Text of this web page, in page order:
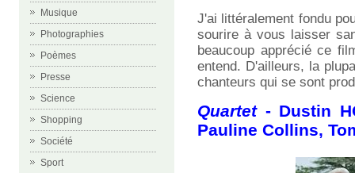
Musique
Photographies
Poèmes
Presse
Science
Shopping
Société
Sport
J'ai littéralement fondu
sourire à vous laisser
beaucoup apprécié ce
entend. D'ailleurs, la
chanteurs qui se sont
Quartet- Dustin
Pauline Collins,